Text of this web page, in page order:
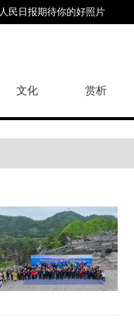
人民日报期待你的好照片
文化 赏析